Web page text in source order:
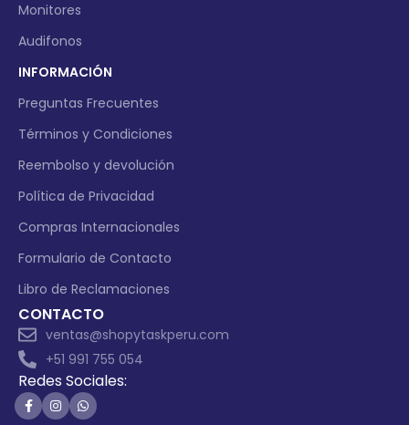
Monitores
Audifonos
INFORMACIÓN
Preguntas Frecuentes
Términos y Condiciones
Reembolso y devolución
Política de Privacidad
Compras Internacionales
Formulario de Contacto
Libro de Reclamaciones
CONTACTO
ventas@shopytaskperu.com
+51 991 755 054
Redes Sociales: